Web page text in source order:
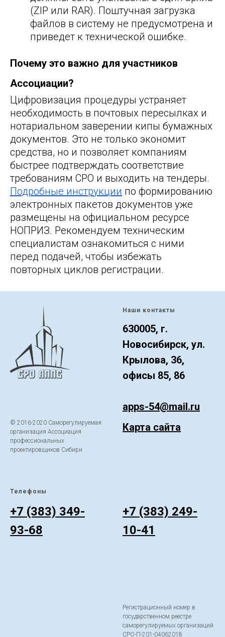
(ZIP или RAR). Поштучная загрузка
файлов в систему не предусмотрена и
приведет к технической ошибке.
Почему это важно для участников
Ассоциации?
Цифровизация процедуры устраняет
необходимость в почтовых пересылках и
нотариальном заверении кипы бумажных
документов. Это не только экономит
средства, но и позволяет компаниям
быстрее подтверждать соответствие
требованиям СРО и выходить на тендеры.
Подробные инструкции по формированию
электронных пакетов документов уже
размещены на официальном ресурсе
НОПРИЗ. Рекомендуем техническим
специалистам ознакомиться с ними
перед подачей, чтобы избежать
повторных циклов регистрации.
© 2016-2020 Саморегулируемая
организация Ассоциация
профессиональных
проектировщиков Сибири
Наши контакты
630005, г.
Новосибирск, ул.
Крылова, 36,
офисы 85, 86
apps-54@mail.ru
Карта сайта
Телефоны
+7 (383) 349-
93-68
+7 (383) 249-
10-41
Регистрационный номер в
государственном реестре
саморегулируемых организаций
СРО-П-201-04062018